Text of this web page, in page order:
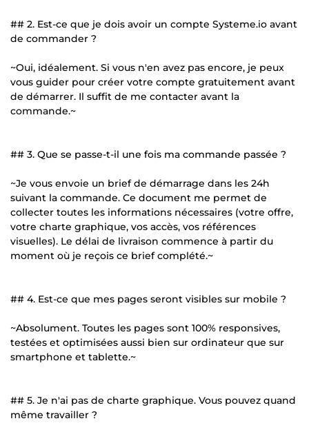
## 2. Est-ce que je dois avoir un compte Systeme.io avant
de commander ?
~Oui, idéalement. Si vous n'en avez pas encore, je peux
vous guider pour créer votre compte gratuitement avant
de démarrer. Il suffit de me contacter avant la
commande.~
## 3. Que se passe-t-il une fois ma commande passée ?
~Je vous envoie un brief de démarrage dans les 24h
suivant la commande. Ce document me permet de
collecter toutes les informations nécessaires (votre offre,
votre charte graphique, vos accès, vos références
visuelles). Le délai de livraison commence à partir du
moment où je reçois ce brief complété.~
## 4. Est-ce que mes pages seront visibles sur mobile ?
~Absolument. Toutes les pages sont 100% responsives,
testées et optimisées aussi bien sur ordinateur que sur
smartphone et tablette.~
## 5. Je n'ai pas de charte graphique. Vous pouvez quand
même travailler ?